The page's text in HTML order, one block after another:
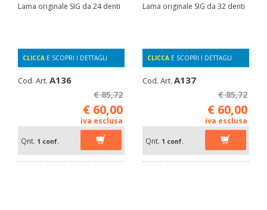
Lama originale SIG da 24 denti
CLICCA E SCOPRI I DETTAGLI
Cod. Art. A136
€ 85,72
€ 60,00
iva esclusa
Qnt. 1 conf.
Lama originale SIG da 32 denti
CLICCA E SCOPRI I DETTAGLI
Cod. Art. A137
€ 85,72
€ 60,00
iva esclusa
Qnt. 1 conf.